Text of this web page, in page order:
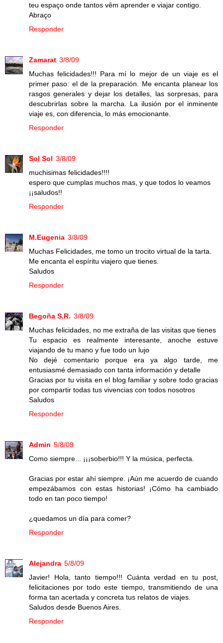
teu espaço onde tantos vêm aprender e viajar contigo.
Abraço
Responder
Zamarat 3/8/09
Muchas felicidades!!! Para mí lo mejor de un viaje es el
primer paso: el de la preparación. Me encanta planear los
rasgos generales y dejar los detalles, las sorpresas, para
descubrirlas sobre la marcha. La ilusión por el inminente
viaje es, con diferencia, lo más emocionante.
Responder
Sol Sol 3/8/09
muchisimas felicidades!!!!
espero que cumplas muchos mas, y que todos lo veamos
¡¡saludos!!
Responder
M.Eugenia 3/8/09
Muchas Felicidades, me tomo un trocito virtual de la tarta.
Me encanta el espíritu viajero que tienes.
Saludos
Responder
Begoña S.R. 3/8/09
Muchas felicidades, no me extraña de las visitas que tienes
Tu espacio es realmente interesante, anoche estuve
viajando de tu mano y fue todo un lujo
No dejé comentario porque era ya algo tarde, me
entusiasmé demasiado con tanta información y detalle
Gracias por tu visita en el blog familiar y sobre todo gracias
por compartir todas tus vivencias con todos nosotros
Saludos
Responder
Admin 5/8/09
Como siempre... ¡¡¡soberbio!!! Y la música, perfecta.
Gracias por estar ahí siempre. ¡Aún me acuerdo de cuando
empezábamos con estas historias! ¡Cómo ha cambiado
todo en tan poco tiempo!
¿quedamos un día para comer?
Responder
Alejandra 5/8/09
Javier! Hola, tanto tiempo!!! Cuánta verdad en tu post,
felicitaciones por todo este tiempo, transmitiendo de una
forma tan acertada y concreta tus relatos de viajes.
Saludos desde Buenos Aires.
Responder